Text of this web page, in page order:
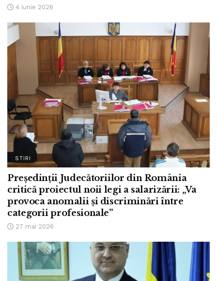
4 iunie 2026
STIRI
Președinții Judecătoriilor din România
critică proiectul noii legi a salarizării: „Va
provoca anomalii și discriminări între
categorii profesionale”
27 mai 2026